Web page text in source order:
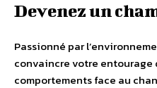
Devenez un
Passionné par
convaincre votre entourage
comportements face au